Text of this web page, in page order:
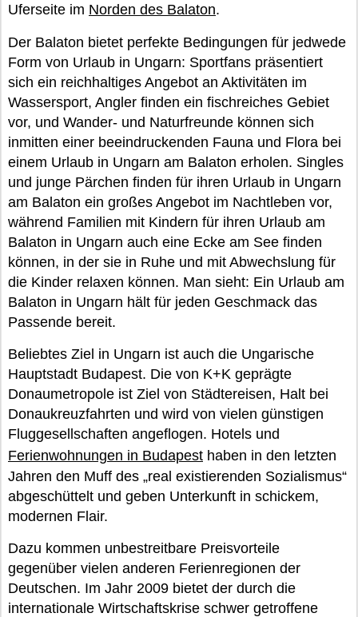
Uferseite im Norden des Balaton.
Der Balaton bietet perfekte Bedingungen für jedwede
Form von Urlaub in Ungarn: Sportfans präsentiert
sich ein reichhaltiges Angebot an Aktivitäten im
Wassersport, Angler finden ein fischreiches Gebiet
vor, und Wander- und Naturfreunde können sich
inmitten einer beeindruckenden Fauna und Flora bei
einem Urlaub in Ungarn am Balaton erholen. Singles
und junge Pärchen finden für ihren Urlaub in Ungarn
am Balaton ein großes Angebot im Nachtleben vor,
während Familien mit Kindern für ihren Urlaub am
Balaton in Ungarn auch eine Ecke am See finden
können, in der sie in Ruhe und mit Abwechslung für
die Kinder relaxen können. Man sieht: Ein Urlaub am
Balaton in Ungarn hält für jeden Geschmack das
Passende bereit.
Beliebtes Ziel in Ungarn ist auch die Ungarische
Hauptstadt Budapest. Die von K+K geprägte
Donaumetropole ist Ziel von Städtereisen, Halt bei
Donaukreuzfahrten und wird von vielen günstigen
Fluggesellschaften angeflogen. Hotels und
Ferienwohnungen in Budapest haben in den letzten
Jahren den Muff des „real existierenden Sozialismus“
abgeschüttelt und geben Unterkunft in schickem,
modernen Flair.
Dazu kommen unbestreitbare Preisvorteile
gegenüber vielen anderen Ferienregionen der
Deutschen. Im Jahr 2009 bietet der durch die
internationale Wirtschaftskrise schwer getroffene